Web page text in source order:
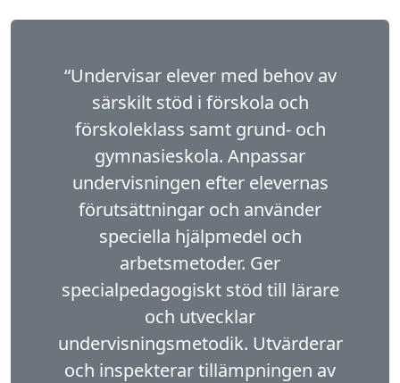
“Undervisar elever med behov av
särskilt stöd i förskola och
förskoleklass samt grund- och
gymnasieskola. Anpassar
undervisningen efter elevernas
förutsättningar och använder
speciella hjälpmedel och
arbetsmetoder. Ger
specialpedagogiskt stöd till lärare
och utvecklar
undervisningsmetodik. Utvärderar
och inspekterar tillämpningen av